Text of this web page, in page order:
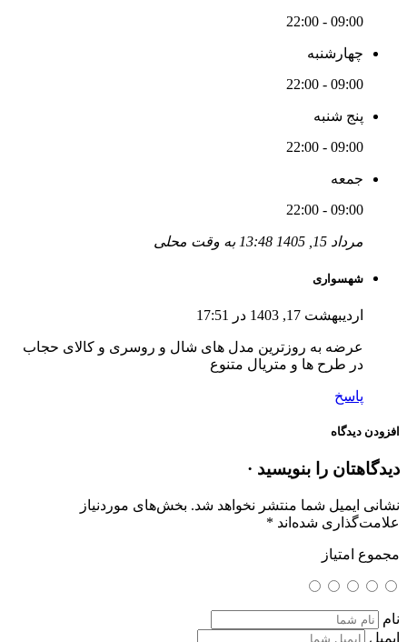
09:00 - 22:00
چهارشنبه
09:00 - 22:00
پنج شنبه
09:00 - 22:00
جمعه
09:00 - 22:00
مرداد 15, 1405 13:48 به وقت محلی
شهسواری
اردیبهشت 17, 1403 در 17:51
عرضه به روزترین مدل های شال و روسری و کالای حجاب
در طرح ها و متریال متنوع
پاسخ
افزودن دیدگاه
دیدگاهتان را بنویسید ·
نشانی ایمیل شما منتشر نخواهد شد. بخش‌های موردنیاز
علامت‌گذاری شده‌اند *
مجموع امتیاز
نام
ایمیل